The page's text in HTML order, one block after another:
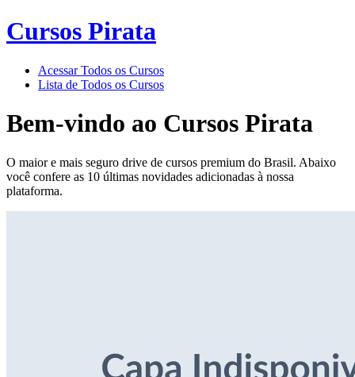
Cursos Pirata
Acessar Todos os Cursos
Lista de Todos os Cursos
Bem-vindo ao Cursos Pirata
O maior e mais seguro drive de cursos premium do Brasil. Abaixo
você confere as 10 últimas novidades adicionadas à nossa
plataforma.